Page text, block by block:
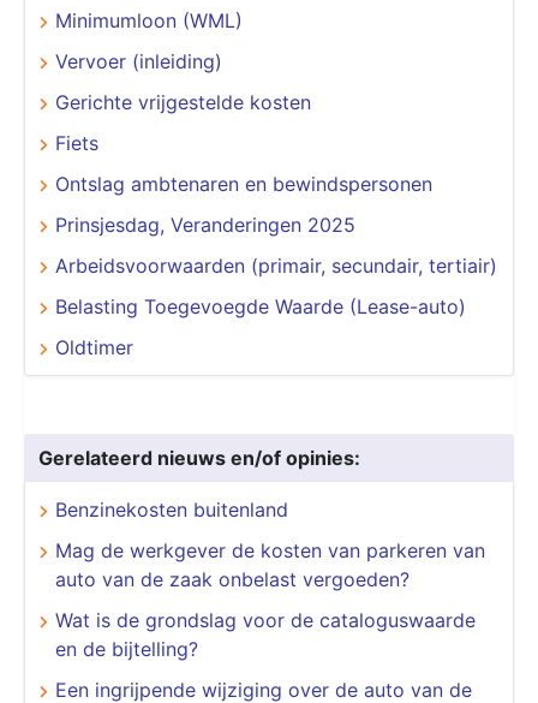
Minimumloon (WML)
Vervoer (inleiding)
Gerichte vrijgestelde kosten
Fiets
Ontslag ambtenaren en bewindspersonen
Prinsjesdag, Veranderingen 2025
Arbeidsvoorwaarden (primair, secundair, tertiair)
Belasting Toegevoegde Waarde (Lease-auto)
Oldtimer
Gerelateerd nieuws en/of opinies:
Benzinekosten buitenland
Mag de werkgever de kosten van parkeren van
auto van de zaak onbelast vergoeden?
Wat is de grondslag voor de cataloguswaarde
en de bijtelling?
Een ingrijpende wijziging over de auto van de